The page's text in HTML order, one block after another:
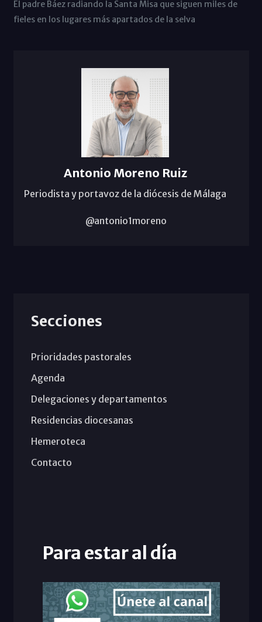
El padre Báez radiando la Santa Misa que siguen miles de
fieles en los lugares más apartados de la selva
Antonio Moreno Ruiz
Periodista y portavoz de la diócesis de Málaga
@antonio1moreno
Secciones
Prioridades pastorales
Agenda
Delegaciones y departamentos
Residencias diocesanas
Hemeroteca
Contacto
Para estar al día